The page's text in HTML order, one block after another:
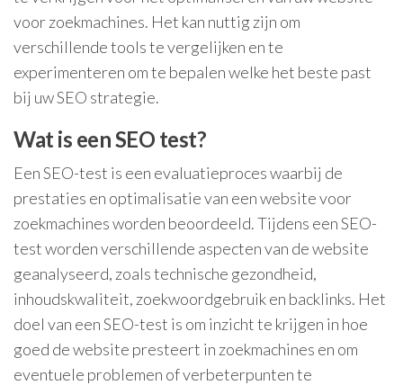
voor zoekmachines. Het kan nuttig zijn om
verschillende tools te vergelijken en te
experimenteren om te bepalen welke het beste past
bij uw SEO strategie.
Wat is een SEO test?
Een SEO-test is een evaluatieproces waarbij de
prestaties en optimalisatie van een website voor
zoekmachines worden beoordeeld. Tijdens een SEO-
test worden verschillende aspecten van de website
geanalyseerd, zoals technische gezondheid,
inhoudskwaliteit, zoekwoordgebruik en backlinks. Het
doel van een SEO-test is om inzicht te krijgen in hoe
goed de website presteert in zoekmachines en om
eventuele problemen of verbeterpunten te